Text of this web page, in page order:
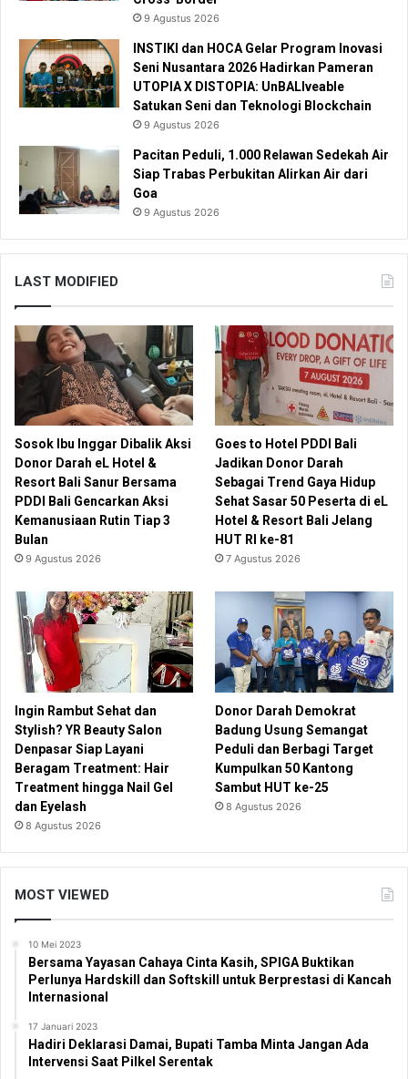
9 Agustus 2026
INSTIKI dan HOCA Gelar Program Inovasi
Seni Nusantara 2026 Hadirkan Pameran
UTOPIA X DISTOPIA: UnBALIveable
Satukan Seni dan Teknologi Blockchain
9 Agustus 2026
Pacitan Peduli, 1.000 Relawan Sedekah Air
Siap Trabas Perbukitan Alirkan Air dari
Goa
9 Agustus 2026
LAST MODIFIED
Sosok Ibu Inggar Dibalik Aksi
Donor Darah eL Hotel &
Resort Bali Sanur Bersama
PDDI Bali Gencarkan Aksi
Kemanusiaan Rutin Tiap 3
Bulan
9 Agustus 2026
Goes to Hotel PDDI Bali
Jadikan Donor Darah
Sebagai Trend Gaya Hidup
Sehat Sasar 50 Peserta di eL
Hotel & Resort Bali Jelang
HUT RI ke-81
7 Agustus 2026
Ingin Rambut Sehat dan
Stylish? YR Beauty Salon
Denpasar Siap Layani
Beragam Treatment: Hair
Treatment hingga Nail Gel
dan Eyelash
8 Agustus 2026
Donor Darah Demokrat
Badung Usung Semangat
Peduli dan Berbagi Target
Kumpulkan 50 Kantong
Sambut HUT ke-25
8 Agustus 2026
MOST VIEWED
10 Mei 2023
Bersama Yayasan Cahaya Cinta Kasih, SPIGA Buktikan
Perlunya Hardskill dan Softskill untuk Berprestasi di Kancah
Internasional
17 Januari 2023
Hadiri Deklarasi Damai, Bupati Tamba Minta Jangan Ada
Intervensi Saat Pilkel Serentak